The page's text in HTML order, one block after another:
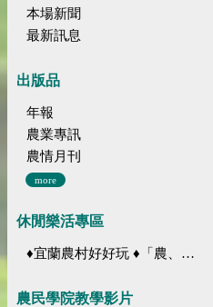
本場新聞
最新訊息
出版品
年報
農業專訊
農情月刊
more
休閒樂活專區
♦宜蘭農村好好玩 ♦「農、藝、山、水」四條遊程推薦
農民學院教學影片